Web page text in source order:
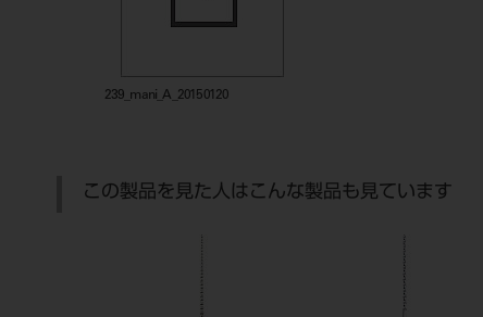
239_mani_A_20150120
この製品を見た人はこんな製品も見ています